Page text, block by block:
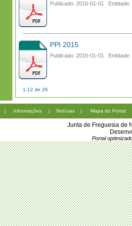
Publicado: 2016-01-01
PPI 2015
Publicado: 2015-01-01
1-12 de 26
| Informações | Notícias | Mapa do Portal
Junta de Freguesia de
Portal